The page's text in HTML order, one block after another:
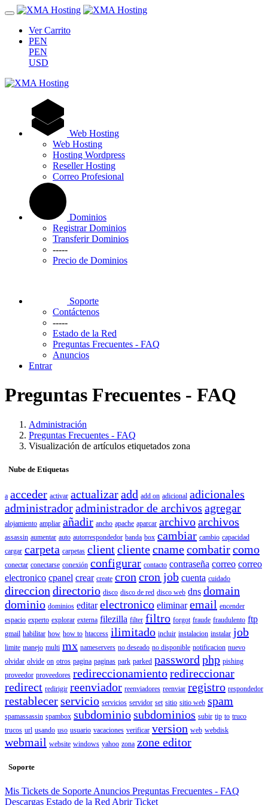
Ver Carrito
PEN
PEN
USD
Web Hosting
Web Hosting
Hosting Wordpress
Reseller Hosting
Correo Profesional
Dominios
Registrar Dominios
Transferir Dominios
-----
Precio de Dominios
Soporte
Contáctenos
-----
Estado de la Red
Preguntas Frecuentes - FAQ
Anuncios
Entrar
Preguntas Frecuentes - FAQ
Administración
Preguntas Frecuentes - FAQ
Visualización de artículos etiquetados zona
Nube de Etiquetas
a acceder activar actualizaradd add on adicional adicionales
administradoradministrador de archivos agregar
alojamiento ampliar añadir ancho apache aparcar archivoarchivos
assassin aumentar auto autorrespondedor banda box cambiar cambio capacidad
cargar carpeta carpetas clientclientecnamecombatircomo
conectar conectarse conexión configurar contacto contraseña correo correo
electronico cpanel crear create cron cron job cuenta cuidado
direccion directorio disco disco de red disco web dns domain
dominio dominios editar electronico eliminar email encender
espacio experto explorar externa filezilla filter filtro forgot fraude fraudulento ftp
gmail habilitar how how to htaccess ilimitado incluir instalacion instalar job
limite manejo multi mx nameservers no deseado no disponible notificacion nuevo
olvidar olvide on otros pagina paginas park parked password php pishing
proveedor proveedores redireccionamientoredireccionar
redirect redirigir reenviador reenviadores reenviar registro respondedor
restablecerservicio servicios servidor set sitio sitio web spam
spamassassin spambox subdominiosubdominios subir tip to truco
trucos url usando uso usuario vacaciones verificar version web webdisk
webmail website windows yahoo zona zone editor
Soporte
Mis Tickets de Soporte Anuncios Preguntas Frecuentes - FAQ
Descargas Estado de la Red Abrir Ticket